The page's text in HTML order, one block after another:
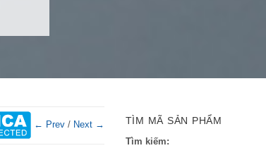
← Prev/ Next → TÌM MÃ SẢN PHẨM
Tìm kiếm: